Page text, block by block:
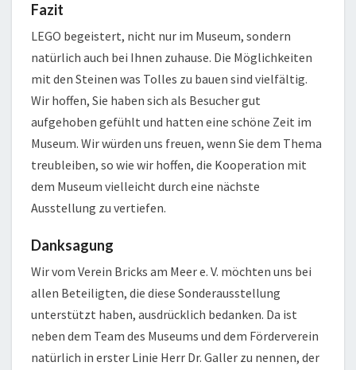
Fazit
LEGO begeistert, nicht nur im Museum, sondern
natürlich auch bei Ihnen zuhause. Die Möglichkeiten
mit den Steinen was Tolles zu bauen sind vielfältig.
Wir hoffen, Sie haben sich als Besucher gut
aufgehoben gefühlt und hatten eine schöne Zeit im
Museum. Wir würden uns freuen, wenn Sie dem Thema
treubleiben, so wie wir hoffen, die Kooperation mit
dem Museum vielleicht durch eine nächste
Ausstellung zu vertiefen.
Danksagung
Wir vom Verein Bricks am Meer e. V. möchten uns bei
allen Beteiligten, die diese Sonderausstellung
unterstützt haben, ausdrücklich bedanken. Da ist
neben dem Team des Museums und dem Förderverein
natürlich in erster Linie Herr Dr. Galler zu nennen, der